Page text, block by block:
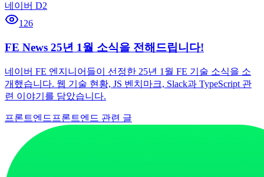
네이버 D2
126
FE News 25년 1월 소식을 전해드립니다!
네이버 FE 엔지니어들이 선정한 25년 1월 FE 기술 소식을 소
개했습니다. 웹 기술 현황, JS 벤치마크, Slack과 TypeScript 관
련 이야기를 담았습니다.
프론트엔드프론트엔드 관련 글